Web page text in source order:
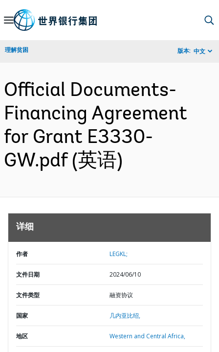
Skip
Navigation
理解贫困 版本: 中文
Official Documents-
Financing Agreement
for Grant E3330-
GW.pdf (英语)
详细
作者 LEGKL;
文件日期 2024/06/10
文件类型 融资协议
国家 几内亚比绍,
地区 Western and Central Africa,